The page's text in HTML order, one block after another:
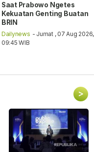
Saat Prabowo Ngetes
Kekuatan Genting Buatan
BRIN
Dailynews - Jumat , 07 Aug 2026,
09:45 WIB
>